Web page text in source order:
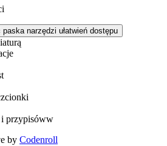
paska narzędzi ułatwień dostępu
przypisóww
by Codenroll